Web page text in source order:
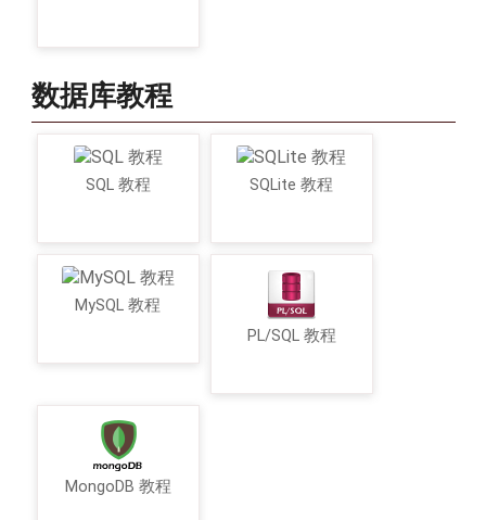
数据库教程
SQL 教程 SQLite 教程
MySQL 教程
PL/SQL 教程
MongoDB 教程